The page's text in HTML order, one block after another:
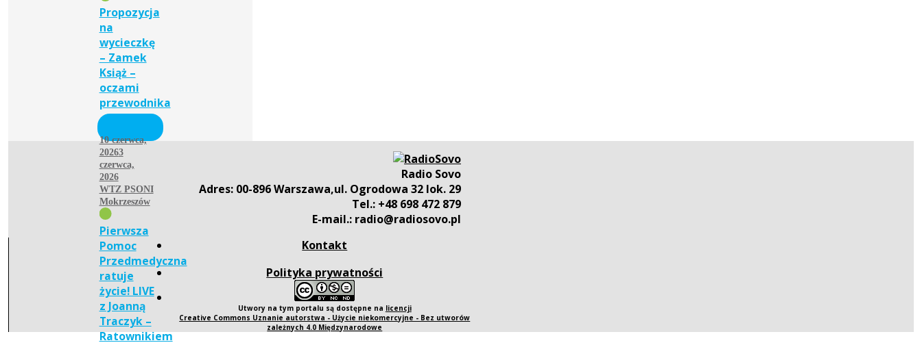
Propozycja
na
wycieczkę
– Zamek
Książ –
oczami
przewodnika
10 czerwca,
20263
czerwca,
2026
WTZ PSONI
Mokrzeszów
Pierwsza
Pomoc
Przedmedyczna
ratuje
życie! LIVE
z Joanną
Traczyk –
Ratownikiem
Radio Sovo
Adres: 00-896 Warszawa,ul. Ogrodowa 32 lok. 29
Tel.: +48 698 472 879
E-mail.: radio@radiosovo.pl
Kontakt
Polityka prywatności
Utwory na tym portalu są dostępne na licencji
Creative Commons Uznanie autorstwa - Użycie niekomercyjne - Bez utworów
zależnych 4.0 Międzynarodowe